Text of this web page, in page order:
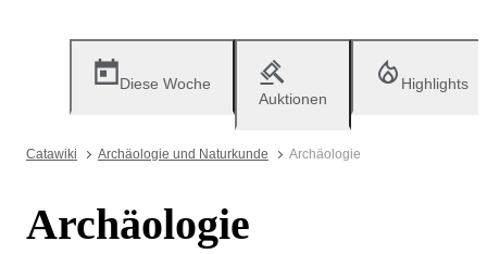
Diese Woche
Auktionen
Highlights
Catawiki Archäologie und Naturkunde Archäologie
Archäologie